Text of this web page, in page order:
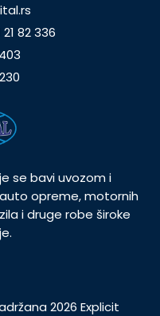
21 82 336
se bavi uvozom i
opreme, motornih
i druge robe široke
2026 Explicit